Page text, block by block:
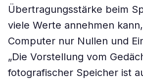
Übertragungsstärke beim
viele Werte annehmen
Computer nur Nullen und
„Die Vorstellung vom
fotografischer Speicher ist